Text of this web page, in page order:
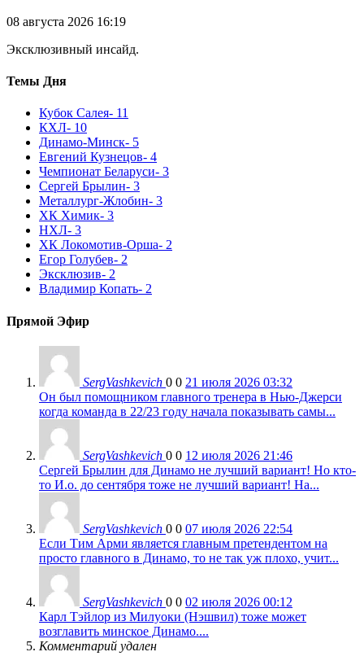
08 августа 2026 16:19
Эксклюзивный инсайд.
Темы Дня
Кубок Салея- 11
КХЛ- 10
Динамо-Минск- 5
Евгений Кузнецов- 4
Чемпионат Беларуси- 3
Сергей Брылин- 3
Металлург-Жлобин- 3
ХК Химик- 3
НХЛ- 3
ХК Локомотив-Орша- 2
Егор Голубев- 2
Эксклюзив- 2
Владимир Копать- 2
Прямой Эфир
SergVashkevich 0 0 21 июля 2026 03:32
Он был помощником главного тренера в Нью-Джерси
когда команда в 22/23 году начала показывать самы...
SergVashkevich 0 0 12 июля 2026 21:46
Сергей Брылин для Динамо не лучший вариант! Но кто-
то И.о. до сентября тоже не лучший вариант! На...
SergVashkevich 0 0 07 июля 2026 22:54
Если Тим Арми является главным претендентом на
просто главного в Динамо, то не так уж плохо, учит...
SergVashkevich 0 0 02 июля 2026 00:12
Карл Тэйлор из Милуоки (Нэшвил) тоже может
возглавить минское Динамо....
Комментарий удален